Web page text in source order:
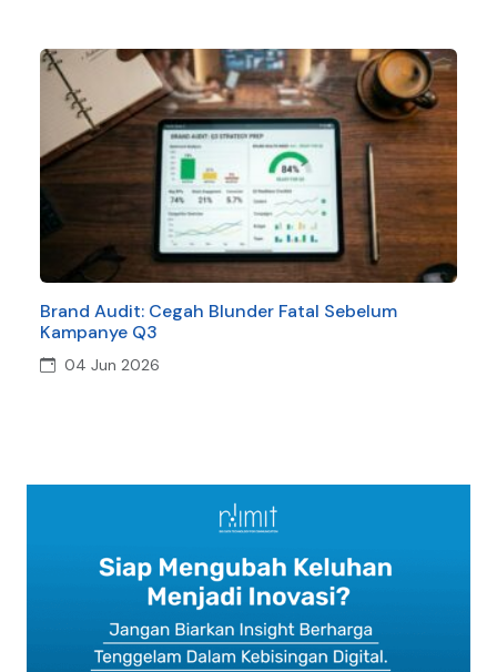
Brand Audit: Cegah Blunder Fatal Sebelum
Kampanye Q3
04 Jun 2026